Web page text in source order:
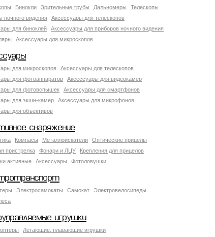
Бинокли Зрительные трубы Дальномеры
Телескопы
ночного видения
Аксессуары для телескопов
для биноклей
Аксессуары для приборов ночного видения
Аксессуары для микроскопов
для микроскопов
Аксессуары для телескопов
для фотоаппаратов
Аксессуары для видеокамер
для фотовспышек
Аксессуары для смартфонов
для экшн-камер
Аксессуары для микрофонов
для объективов
снаряжение
Компасы Металлоискатели
Оптические прицелы
пристрелка
Фонари и ЛЦУ
Крепления для прицелов
активные
Аксессуары Фотоловушки
Электросамокаты Самокат
Электровелосипеды
игрушки
Летающие, плавающие игрушки